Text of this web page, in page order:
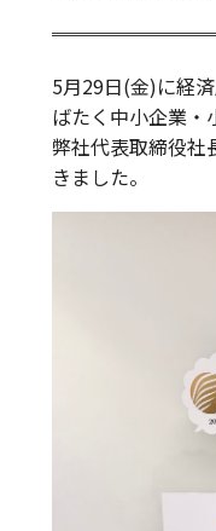
5月29日(金)に経
ばたく中小企業・
弊社代表取締役社
きました。